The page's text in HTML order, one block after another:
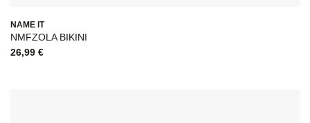
NAME IT
NMFZOLA BIKINI
26,99 €